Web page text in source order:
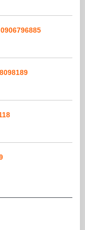
0906796885